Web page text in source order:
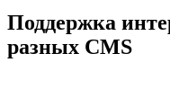
Поддержка
разных CMS